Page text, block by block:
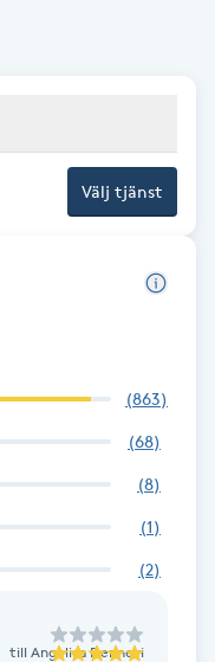
Välj tjänst
(863)
(68)
(8)
(1)
(2)
till Angelica Dennevi